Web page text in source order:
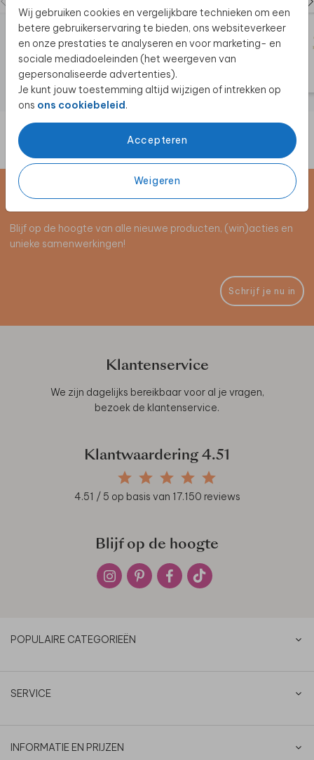
Wij gebruiken cookies en vergelijkbare technieken om een
betere gebruikerservaring te bieden, ons websiteverkeer
en onze prestaties te analyseren en voor marketing- en
sociale mediadoeleinden (het weergeven van
gepersonaliseerde advertenties).
Je kunt jouw toestemming altijd wijzigen of intrekken op
ons ons cookiebeleid.
Accepteren
Weigeren
Schrijf je in voor de nieuwsbrief
Blijf op de hoogte van alle nieuwe producten, (win)acties en
unieke samenwerkingen!
Schrijf je nu in
Klantenservice
We zijn dagelijks bereikbaar voor al je vragen,
bezoek de klantenservice.
Klantwaardering 4.51
4.51 / 5 op basis van 17.150 reviews
Blijf op de hoogte
POPULAIRE CATEGORIEËN
SERVICE
INFORMATIE EN PRIJZEN